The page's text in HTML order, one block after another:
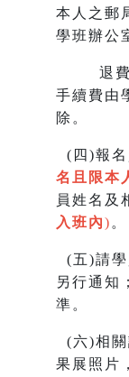
本人之郵
學班辦公
退
手續費由
除。
( 四)報
名且限本
員姓名及
入班內) 。
(五)請
另行通知
準。
(六)相
果展照片